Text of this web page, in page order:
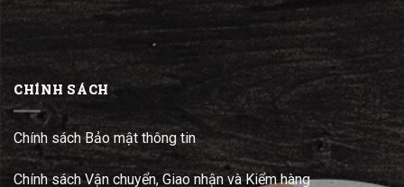
CHÍNH SÁCH
Chính sách Bảo mật thông tin
Chính sách Vận chuyển, Giao nhận và Kiểm hàng